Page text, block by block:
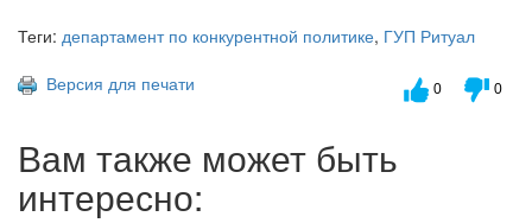
Теги: департамент по конкурентной политике, ГУП Ритуал
Версия для печати
0 0
Вам также может быть
интересно: